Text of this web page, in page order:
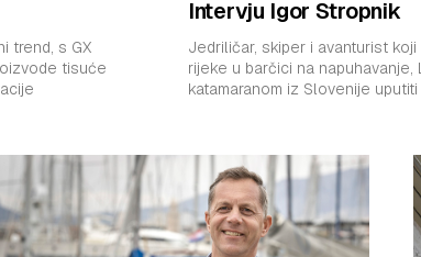
trend, s GX
Intervju Igor Stropnik
Jedriličar, skiper i avanturist
rijeke u barčici na napuhavanje,
katamaranom iz Slovenije